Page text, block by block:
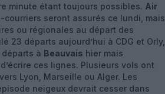
minute étant toujours possibles. Air
seront assurés ce lundi, mais
ou régionales au départ des
23 départs aujourd’hui à CDG et Orly,
à Beauvais hier mais
ces lignes. Plusieurs vols ont
vers Lyon, Marseille ou Alger. Les
neigeux devrait cesser dans